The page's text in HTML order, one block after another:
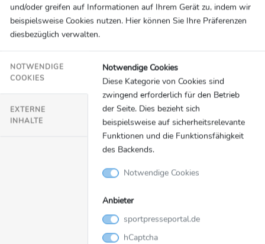
Minuten vor Schluss auf 2:3. Doch den Vorsprung
verteidigte Wiesbaden mit Mann und Maus noch
über die Zeit. Bitter für Halle, die nach der
rutschen. Das nächste Spiel für Halle wird extrem
wichtig, da geht es gegen den direkten
Konkurrenten aus Zwickau. Wiesbaden freut sich
nach dem Sieg gegen Elversberg in der
vergangenen Woche über den perfekten Start nach
der Winterpause mit 6 Punkten.
Jonas Nietfeld, Torschütze Halle:„Ich glaube, wir
auch in der 2. Halbzeit. Als wir nichts mehr zu
verlieren hatten, haben wir alles reingehauen. Wir
haben uns dann viele Chancen herausgespielt. Es
und/oder greifen auf Informationen auf Ihrem Gerät zu, indem wir
beispielsweise Cookies nutzen. Hier können Sie Ihre Präferenzen
diesbezüglich verwalten.
NOTWENDIGE
COOKIES
EXTERNE
INHALTE
Notwendige Cookies
Diese Kategorie von Cookies sind
zwingend erforderlich für den Betrieb
der Seite. Dies bezieht sich
beispielsweise auf sicherheitsrelevante
Funktionen und die Funktionsfähigkeit
des Backends.
Notwendige Cookies
Anbieter
sportpresseportal.de
hCaptcha